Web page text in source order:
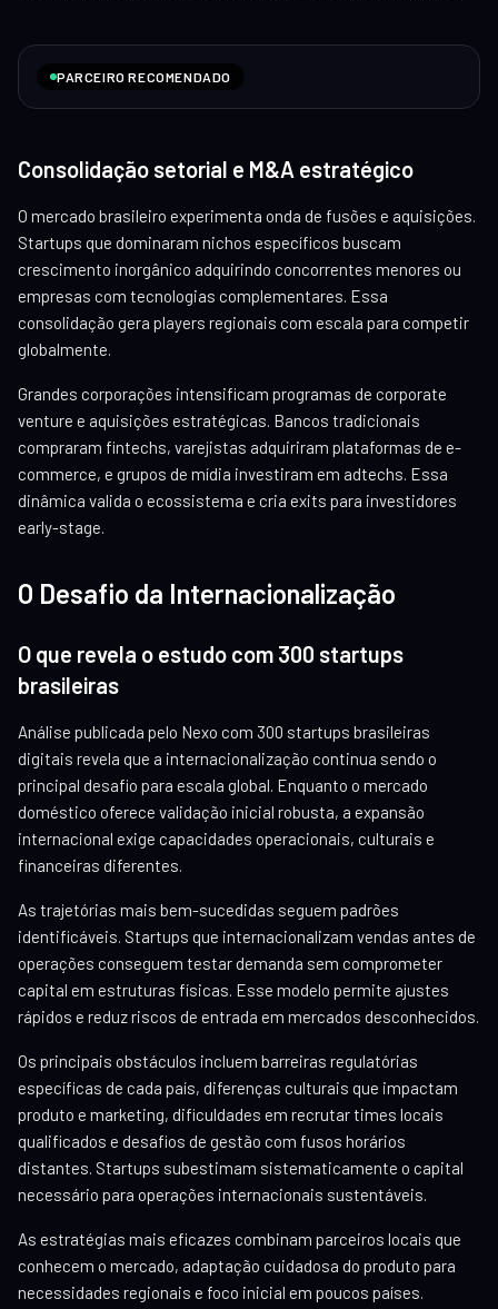
PARCEIRO RECOMENDADO
Consolidação setorial e M&A estratégico
O mercado brasileiro experimenta onda de fusões e aquisições.
Startups que dominaram nichos específicos buscam
crescimento inorgânico adquirindo concorrentes menores ou
empresas com tecnologias complementares. Essa
consolidação gera players regionais com escala para competir
globalmente.
Grandes corporações intensificam programas de corporate
venture e aquisições estratégicas. Bancos tradicionais
compraram fintechs, varejistas adquiriram plataformas de e-
commerce, e grupos de mídia investiram em adtechs. Essa
dinâmica valida o ecossistema e cria exits para investidores
early-stage.
O Desafio da Internacionalização
O que revela o estudo com 300 startups
brasileiras
Análise publicada pelo Nexo com 300 startups brasileiras
digitais revela que a internacionalização continua sendo o
principal desafio para escala global. Enquanto o mercado
doméstico oferece validação inicial robusta, a expansão
internacional exige capacidades operacionais, culturais e
financeiras diferentes.
As trajetórias mais bem-sucedidas seguem padrões
identificáveis. Startups que internacionalizam vendas antes de
operações conseguem testar demanda sem comprometer
capital em estruturas físicas. Esse modelo permite ajustes
rápidos e reduz riscos de entrada em mercados desconhecidos.
Os principais obstáculos incluem barreiras regulatórias
específicas de cada país, diferenças culturais que impactam
produto e marketing, dificuldades em recrutar times locais
qualificados e desafios de gestão com fusos horários
distantes. Startups subestimam sistematicamente o capital
necessário para operações internacionais sustentáveis.
As estratégias mais eficazes combinam parceiros locais que
conhecem o mercado, adaptação cuidadosa do produto para
necessidades regionais e foco inicial em poucos países.